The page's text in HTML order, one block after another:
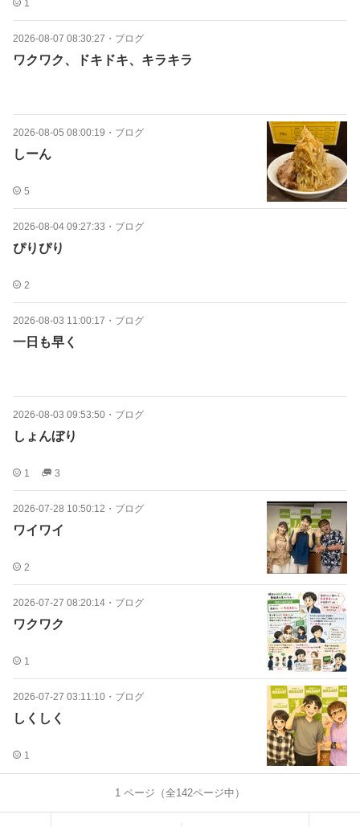
1
2026-08-07 08:30:27 ・ ブログ
ワクワク、ドキドキ、キラキラ
2026-08-05 08:00:19 ・ ブログ
しーん
5
2026-08-04 09:27:33 ・ ブログ
ぴりぴり
2
2026-08-03 11:00:17 ・ ブログ
一日も早く
2026-08-03 09:53:50 ・ ブログ
しょんぼり
1 3
2026-07-28 10:50:12 ・ ブログ
ワイワイ
2
2026-07-27 08:20:14 ・ ブログ
ワクワク
1
2026-07-27 03:11:10 ・ ブログ
しくしく
1
1 ページ（全142ページ中）